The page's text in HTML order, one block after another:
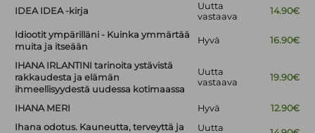
IDEA IDEA -kirja
Uutta
vastaava
14.90€
Idiootit ympärilläni - Kuinka ymmärtää
muita ja itseään
Hyvä 16.90€
IHANA IRLANTINI tarinoita ystävistä
rakkaudesta ja elämän
ihmeellisyydestä uudessa kotimaassa
Uutta
vastaava
19.90€
IHANA MERI Hyvä
12.90€
Ihana odotus. Kauneutta, terveyttä ja
Uutta